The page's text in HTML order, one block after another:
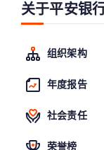
关于调整存量首套住
关于平安银
组织架构
年度报告
社会责任
荣誉榜